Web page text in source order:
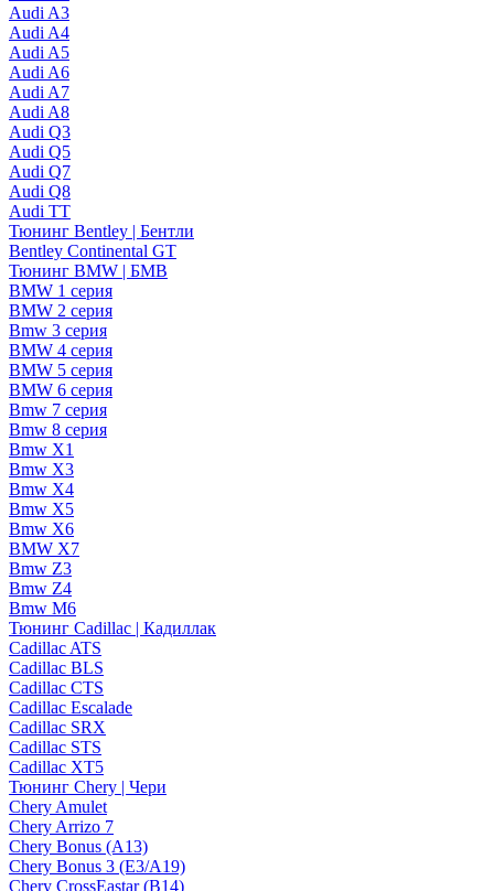
Audi A3
Audi A4
Audi A5
Audi A6
Audi A7
Audi A8
Audi Q3
Audi Q5
Audi Q7
Audi Q8
Audi TT
Тюнинг Bentley | Бентли
Bentley Continental GT
Тюнинг BMW | БМВ
BMW 1 серия
BMW 2 серия
Bmw 3 серия
BMW 4 серия
BMW 5 серия
BMW 6 серия
Bmw 7 серия
Bmw 8 серия
Bmw X1
Bmw X3
Bmw X4
Bmw X5
Bmw X6
BMW X7
Bmw Z3
Bmw Z4
Bmw М6
Тюнинг Cadillac | Кадиллак
Cadillac ATS
Cadillac BLS
Cadillac CTS
Cadillac Escalade
Cadillac SRX
Cadillac STS
Cadillac XT5
Тюнинг Chery | Чери
Chery Amulet
Chery Arrizo 7
Chery Bonus (A13)
Chery Bonus 3 (E3/A19)
Chery CrossEastar (B14)